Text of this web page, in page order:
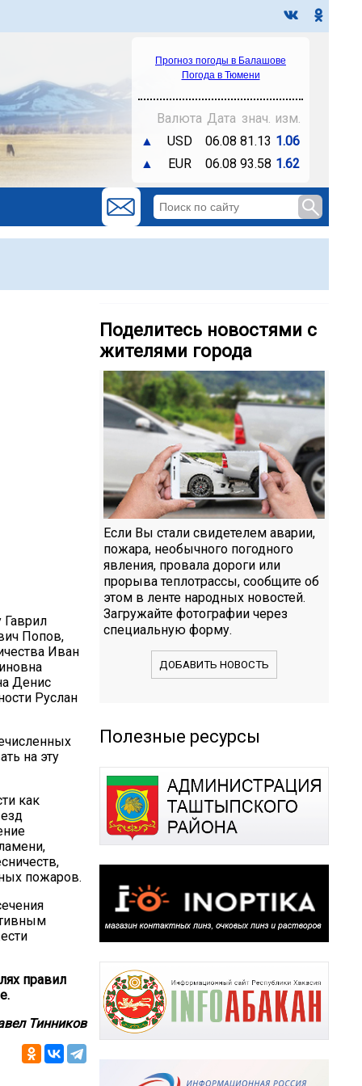
Прогноз погоды в Балашове
Погода в Тюмени
Валюта Дата знач. изм.
▲
USD 06.08 81.13 1.06
▲
EUR 06.08 93.58 1.62
Попов,
Иван
Денис
Руслан
на эту
как
пожаров.
правил
Тинников
Поделитесь новостями с
жителями города
Если Вы стали свидетелем аварии,
пожара, необычного погодного
явления, провала дороги или
прорыва теплотрассы, сообщите об
этом в ленте народных новостей.
Загружайте фотографии через
специальную форму.
ДОБАВИТЬ НОВОСТЬ
Полезные ресурсы